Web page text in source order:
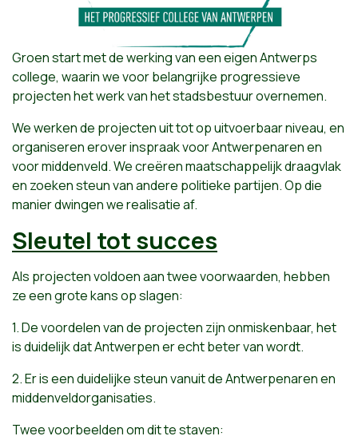
Groen start met de werking van een eigen Antwerps
college, waarin we voor belangrijke progressieve
projecten het werk van het stadsbestuur overnemen.
We werken de projecten uit tot op uitvoerbaar niveau, en
organiseren erover inspraak voor Antwerpenaren en
voor middenveld. We creëren maatschappelijk draagvlak
en zoeken steun van andere politieke partijen. Op die
manier dwingen we realisatie af.
Sleutel tot succes
Als projecten voldoen aan twee voorwaarden, hebben
ze een grote kans op slagen:
1. De voordelen van de projecten zijn onmiskenbaar, het
is duidelijk dat Antwerpen er echt beter van wordt.
2. Er is een duidelijke steun vanuit de Antwerpenaren en
middenveldorganisaties.
Twee voorbeelden om dit te staven: